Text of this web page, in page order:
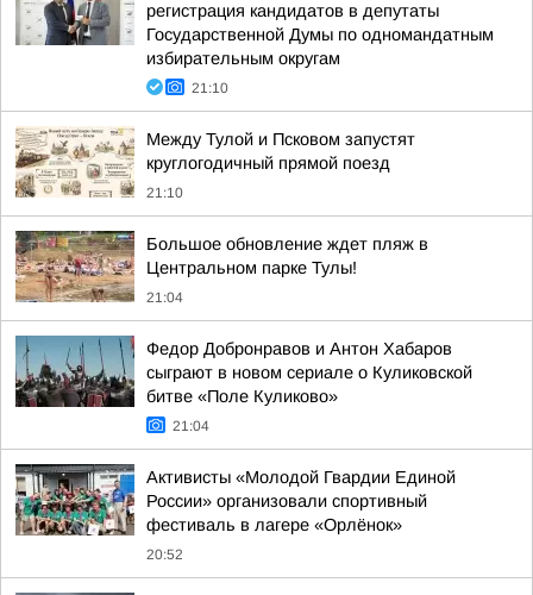
регистрация кандидатов в депутаты
Государственной Думы по одномандатным
избирательным округам
21:10
Между Тулой и Псковом запустят
круглогодичный прямой поезд
21:10
Большое обновление ждет пляж в
Центральном парке Тулы!
21:04
Федор Добронравов и Антон Хабаров
сыграют в новом сериале о Куликовской
битве «Поле Куликово»
21:04
Активисты «Молодой Гвардии Единой
России» организовали спортивный
фестиваль в лагере «Орлёнок»
20:52